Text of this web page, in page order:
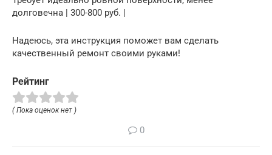
долговечна | 300-800 руб. |
Надеюсь, эта инструкция поможет вам сделать
качественный ремонт своими руками!
Рейтинг
( Пока оценок нет )
0